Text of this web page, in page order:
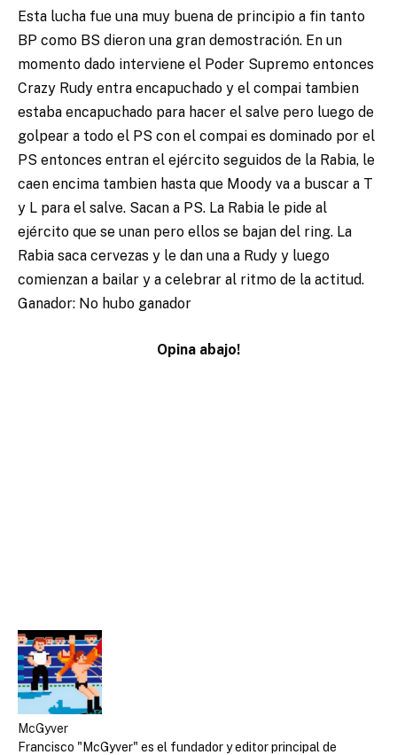
Esta lucha fue una muy buena de principio a fin tanto
BP como BS dieron una gran demostración. En un
momento dado interviene el Poder Supremo entonces
Crazy Rudy entra encapuchado y el compai tambien
estaba encapuchado para hacer el salve pero luego de
golpear a todo el PS con el compai es dominado por el
PS entonces entran el ejército seguidos de la Rabia, le
caen encima tambien hasta que Moody va a buscar a T
y L para el salve. Sacan a PS. La Rabia le pide al
ejército que se unan pero ellos se bajan del ring. La
Rabia saca cervezas y le dan una a Rudy y luego
comienzan a bailar y a celebrar al ritmo de la actitud.
Ganador: No hubo ganador
Opina abajo!
McGyver
Francisco "McGyver" es el fundador y editor principal de